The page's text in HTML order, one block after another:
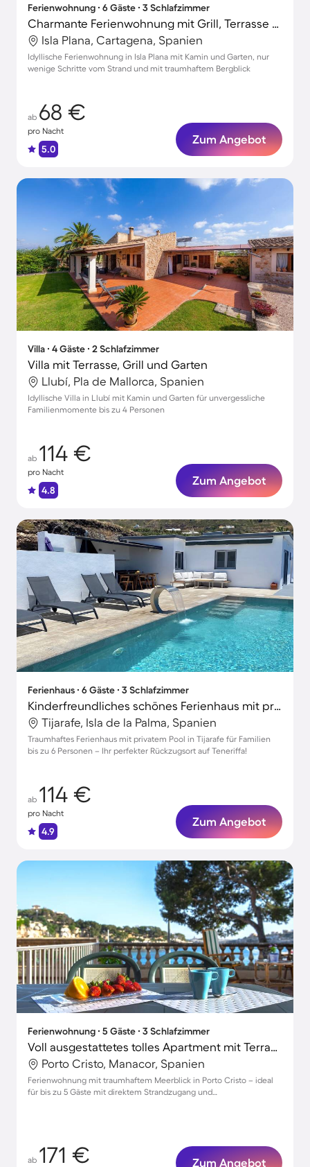
Ferienwohnung ∙ 6 Gäste ∙ 3 Schlafzimmer
Charmante Ferienwohnung mit Grill, Terrasse und Garten | Naturblick | Strand in der Nähe | Hunde erlaubt
Isla Plana, Cartagena, Spanien
Idyllische Ferienwohnung in Isla Plana mit Kamin und Garten, nur
wenige Schritte vom Strand und mit traumhaftem Bergblick
ab 68 €
pro Nacht
5.0
Zum Angebot
Villa ∙ 4 Gäste ∙ 2 Schlafzimmer
Villa mit Terrasse, Grill und Garten
Llubí, Pla de Mallorca, Spanien
Idyllische Villa in Llubí mit Kamin und Garten für unvergessliche
Familienmomente bis zu 4 Personen
ab 114 €
pro Nacht
4.8
Zum Angebot
Ferienhaus ∙ 6 Gäste ∙ 3 Schlafzimmer
Kinderfreundliches schönes Ferienhaus mit privatem Pool, Grill und Terrasse
Tijarafe, Isla de la Palma, Spanien
Traumhaftes Ferienhaus mit privatem Pool in Tijarafe für Familien
bis zu 6 Personen – Ihr perfekter Rückzugsort auf Teneriffa!
ab 114 €
pro Nacht
4.9
Zum Angebot
Ferienwohnung ∙ 5 Gäste ∙ 3 Schlafzimmer
Voll ausgestattetes tolles Apartment mit Terrasse | Meerblick | Nah am Strand | Ideal für Homeoffice
Porto Cristo, Manacor, Spanien
Ferienwohnung mit traumhaftem Meerblick in Porto Cristo – ideal
für bis zu 5 Gäste mit direktem Strandzugang und
ab 171 € Zum Angebot